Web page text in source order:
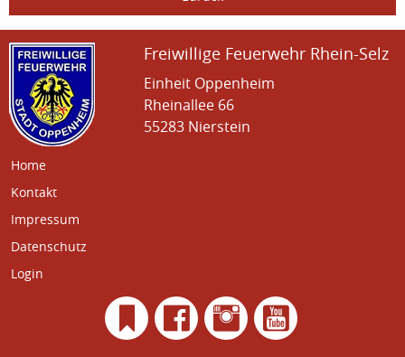
Freiwillige Feuerwehr Rhein-Selz
Einheit Oppenheim
Rheinallee 66
55283 Nierstein
Home
Kontakt
Impressum
Datenschutz
Login